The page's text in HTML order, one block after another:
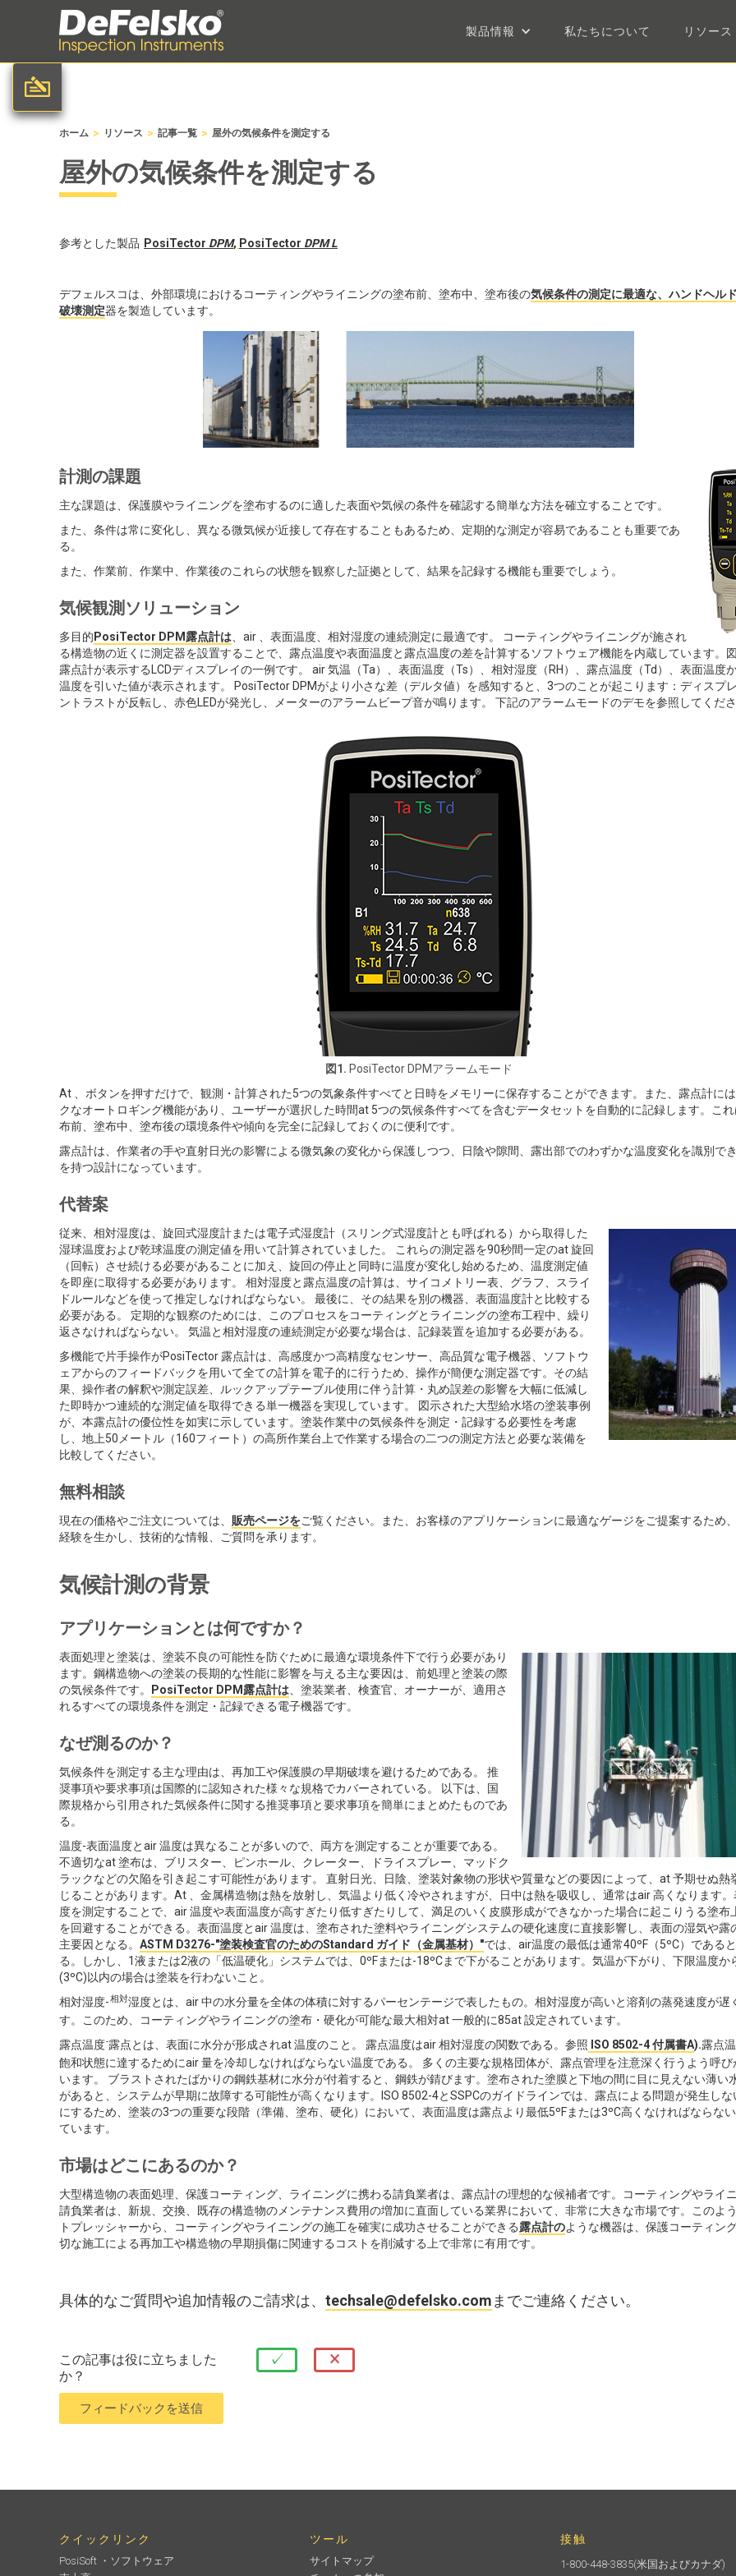
製品情報 私たちについて リソース
ホーム > リソース > 記事一覧 > 屋外の気候条件を測定する
屋外の気候条件を測定する
参考とした製品 PosiTector DPM, PosiTector DPM L
デフェルスコは、外部環境におけるコーティングやライニングの塗布前、塗布中、塗布後の気候条件の測定に最適な、ハンドヘル
破壊測定器を製造しています。
計測の課題
主な課題は、保護膜やライニングを塗布するのに適した表面や気候の条件を確認する簡単な方法を確立することです。
また、条件は常に変化し、異なる微気候が近接して存在することもあるため、定期的な測定が容易であることも重要であ
る。
また、作業前、作業中、作業後のこれらの状態を観察した証拠として、結果を記録する機能も重要でしょう。
気候観測ソリューション
多目的 PosiTector DPM露点計は 、air 、表面温度、相対湿度の連続測定に最適です。 コーティングやライニングが施され
る構造物の近くに測定器を設置することで、露点温度や表面温度と露点温度の差を計算するソフトウェア機能を内蔵しています。
露点計が表示するLCDディスプレイの一例です。 air 気温（Ta）、表面温度（Ts）、相対湿度（RH）、露点温度（Td）、表面温度
温度を引いた値が表示されます。 PosiTector DPMがより小さな差（デルタ値）を感知すると、3つのことが起こります：ディスプ
ントラストが反転し、赤色LEDが発光し、メーターのアラームビープ音が鳴ります。 下記のアラームモードのデモを参照してくだ
図1. PosiTector DPMアラームモード
At 、ボタンを押すだけで、観測・計算された5つの気象条件すべてと日時をメモリーに保存することができます。また、露点計に
クなオートロギング機能があり、ユーザーが選択した時間at 5つの気候条件すべてを含むデータセットを自動的に記録します。こ
布前、塗布中、塗布後の環境条件や傾向を完全に記録しておくのに便利です。
露点計は、作業者の手や直射日光の影響による微気象の変化から保護しつつ、日陰や隙間、露出部でのわずかな温度変化を識別で
を持つ設計になっています。
代替案
従来、相対湿度は、旋回式湿度計または電子式湿度計（スリング式湿度計とも呼ばれる）から取得した
湿球温度および乾球温度の測定値を用いて計算されていました。 これらの測定器を90秒間一定のat 旋回
（回転）させ続ける必要があることに加え、旋回の停止と同時に温度が変化し始めるため、温度測定値
を即座に取得する必要があります。 相対湿度と露点温度の計算は、サイコメトリー表、グラフ、スライ
ドルールなどを使って推定しなければならない。 最後に、その結果を別の機器、表面温度計と比較する
必要がある。 定期的な観察のためには、このプロセスをコーティングとライニングの塗布工程中、繰り
返さなければならない。 気温と相対湿度の連続測定が必要な場合は、記録装置を追加する必要がある。
多機能で片手操作がPosiTector 露点計は、高感度かつ高精度なセンサー、高品質な電子機器、ソフトウ
ェアからのフィードバックを用いて全ての計算を電子的に行うため、操作が簡便な測定器です。その結
果、操作者の解釈や測定誤差、ルックアップテーブル使用に伴う計算・丸め誤差の影響を大幅に低減し
た即時かつ連続的な測定値を取得できる単一機器を実現しています。 図示された大型給水塔の塗装事例
が、本露点計の優位性を如実に示しています。塗装作業中の気候条件を測定・記録する必要性を考慮
し、地上50メートル（160フィート）の高所作業台上で作業する場合の二つの測定方法と必要な装備を
比較してください。
無料相談
現在の価格やご注文については、 販売ページをご覧ください。また、お客様のアプリケーションに最適なゲージをご提案するため
経験を生かし、技術的な情報、ご質問を承ります。
気候計測の背景
アプリケーションとは何ですか？
表面処理と塗装は、塗装不良の可能性を防ぐために最適な環境条件下で行う必要があり
ます。鋼構造物への塗装の長期的な性能に影響を与える主な要因は、前処理と塗装の際
の気候条件です。
PosiTector DPM露点計は 、塗装業者、検査官、オーナーが、適用さ
れるすべての環境条件を測定・記録できる電子機器です。
なぜ測るのか？
気候条件を測定する主な理由は、再加工や保護膜の早期破壊を避けるためである。 推
奨事項や要求事項は国際的に認知された様々な規格でカバーされている。 以下は、国
際規格から引用された気候条件に関する推奨事項と要求事項を簡単にまとめたものであ
る。
温度-表面温度とair 温度は異なることが多いので、両方を測定することが重要である。
不適切なat 塗布は、ブリスター、ピンホール、クレーター、ドライスプレー、マッドク
ラックなどの欠陥を引き起こす可能性があります。 直射日光、日陰、塗装対象物の形状や質量などの要因によって、at 予期せぬ熱
じることがあります。At 、金属構造物は熱を放射し、気温より低く冷やされますが、日中は熱を吸収し、通常はair 高くなります
度を測定することで、air 温度や表面温度が高すぎたり低すぎたりして、満足のいく皮膜形成ができなかった場合に起こりうる塗布
を回避することができる。表面温度とair 温度は、塗布された塗料やライニングシステムの硬化速度に直接影響し、表面の湿気や露
主要因となる。 ASTM D3276-"塗装検査官のためのStandard ガイド（金属基材）"では、air温度の最低は通常40ºF（5ºC）である
る。しかし、1液または2液の「低温硬化」システムでは、0ºFまたは-18ºCまで下がることがあります。気温が下がり、下限温度か
(3ºC)以内の場合は塗装を行わないこと。
相対湿度-相対湿度とは、air 中の水分量を全体の体積に対するパーセンテージで表したもの。相対湿度が高いと溶剤の蒸発速度が遅
す。このため、コーティングやライニングの塗布・硬化が可能な最大相対at 一般的に85at 設定されています。
露点温度-露点とは、表面に水分が形成されat 温度のこと。 露点温度はair 相対湿度の関数である。参照 ISO 8502-4 付属書A).露点
飽和状態に達するためにair 量を冷却しなければならない温度である。 多くの主要な規格団体が、露点管理を注意深く行うよう呼び
います。 ブラストされたばかりの鋼鉄基材に水分が付着すると、鋼鉄が錆びます。塗布された塗膜と下地の間に目に見えない薄い
があると、システムが早期に故障する可能性が高くなります。ISO 8502-4とSSPCのガイドラインでは、露点による問題が発生しな
にするため、塗装の3つの重要な段階（準備、塗布、硬化）において、表面温度は露点より最低5ºFまたは3ºC高くなければならな
ています。
市場はどこにあるのか？
大型構造物の表面処理、保護コーティング、ライニングに携わる請負業者は、露点計の理想的な候補者です。コーティングやライ
請負業者は、新規、交換、既存の構造物のメンテナンス費用の増加に直面している業界において、非常に大きな市場です。このよ
トプレッシャーから、コーティングやライニングの施工を確実に成功させることができる露点計のような機器は、保護コーティン
切な施工による再加工や構造物の早期損傷に関連するコストを削減する上で非常に有用です。
具体的なご質問や追加情報のご請求は、 techsale@defelsko.com までご連絡ください。
この記事は役に立ちました
か？
✓ ×
クイックリンク
PosiSoft ・ソフトウェア
ツール
サイトマップ
接触
1-800-448-3835(米国およびカナダ)